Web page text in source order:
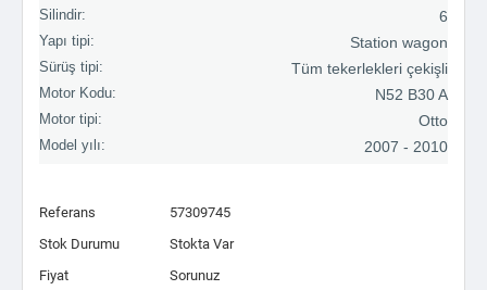
Silindir: 6
Yapı tipi: Station wagon
Sürüş tipi: Tüm tekerlekleri çekişli
Motor Kodu: N52 B30 A
Motor tipi: Otto
Model yılı: 2007 - 2010
Referans
57309745
Stok Durumu
Stokta Var
Fiyat
Sorunuz